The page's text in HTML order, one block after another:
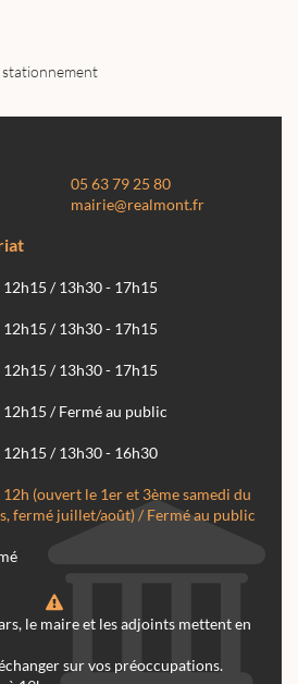
stationnement
05 63 79 25 80
mairie@realmont.fr
12h15 / 13h30 - 17h15
12h15 / 13h30 - 17h15
12h15 / 13h30 - 17h15
12h15 / Fermé au public
12h15 / 13h30 - 16h30
12h (ouvert le 1er et 3ème samedi du
fermé juillet/août) / Fermé au public
le maire et les adjoints mettent en
sur vos préoccupations.